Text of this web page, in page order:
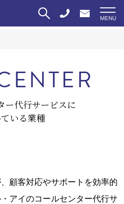
ー代行サービスに
いる業種
顧客対応やサポートを効率的
アイのコールセンター代行サ